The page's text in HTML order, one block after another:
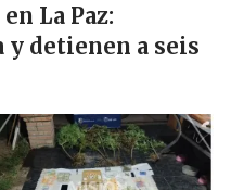
La Paz:
y detienen a seis